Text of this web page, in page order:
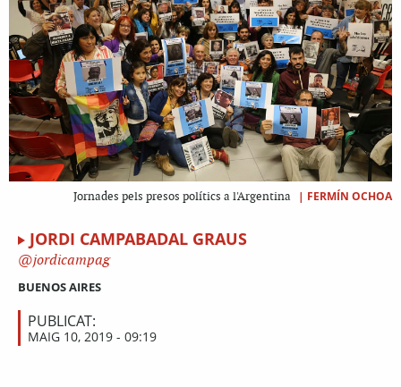
Jornades pels presos polítics a l'Argentina | FERMÍN OCHOA
JORDI CAMPABADAL GRAUS
jordicampag
BUENOS AIRES
PUBLICAT:
MAIG 10, 2019 - 09:19